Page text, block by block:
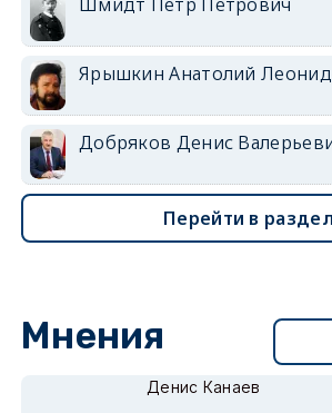
Ярышкин Анатолий
Добряков Денис
Перейти в раздел
Мнения
Денис Канаев